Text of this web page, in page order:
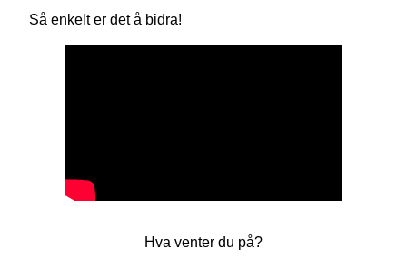
Så enkelt er det å bidra!
Hva venter du på?